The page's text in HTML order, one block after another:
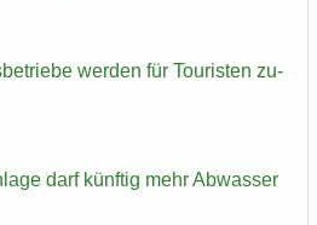
wer­den für Tou­ris­ten zu­
darf künf­tig mehr Ab­was­ser